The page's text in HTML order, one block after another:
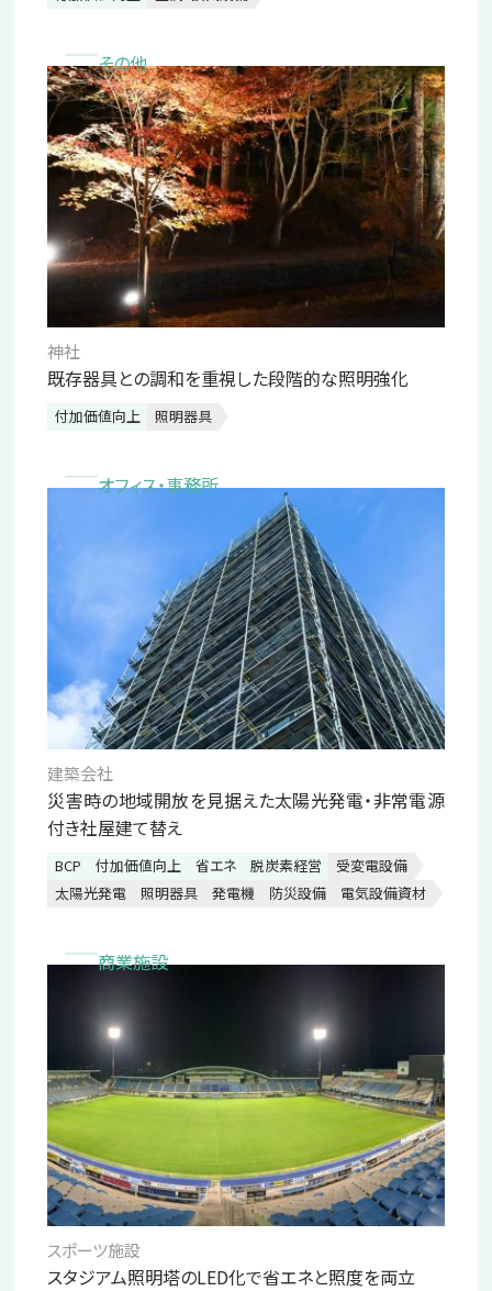
その他
神社
既存器具との調和を重視した段階的な照明強化
付加価値向上 照明器具
オフィス・事務所
建築会社
災害時の地域開放を見据えた太陽光発電・非常電源
付き社屋建て替え
BCP 付加価値向上 省エネ 脱炭素経営
受変電設備
太陽光発電
照明器具 発電機 防災設備 電気設備資材
商業施設
スポーツ施設
スタジアム照明塔のLED化で省エネと照度を両立